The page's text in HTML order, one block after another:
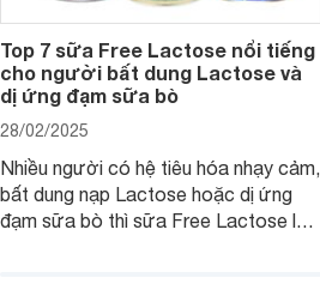
Top 7 sữa Free Lactose nổi tiếng
cho người bất dung Lactose và
dị ứng đạm sữa bò
28/02/2025
Nhiều người có hệ tiêu hóa nhạy cảm,
bất dung nạp Lactose hoặc dị ứng
đạm sữa bò thì sữa Free Lactose là